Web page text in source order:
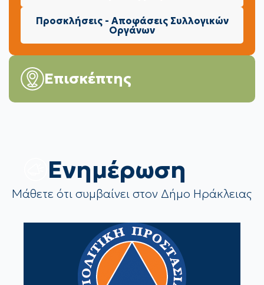
Προσκλήσεις - Αποφάσεις Συλλογικών
Οργάνων
Επισκέπτης
Eνημέρωση
Μάθετε ότι συμβαίνει στον Δήμο Ηράκλειας